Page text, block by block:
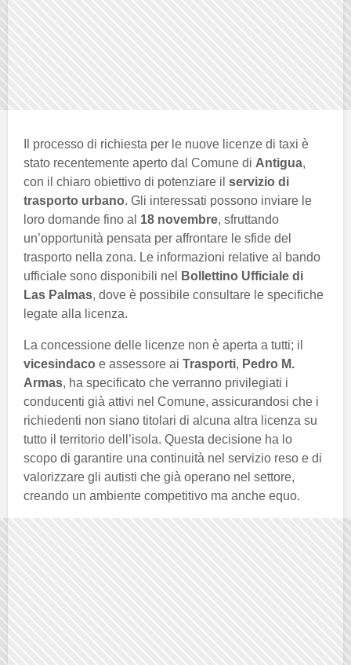
Il processo di richiesta per le nuove licenze di taxi è
stato recentemente aperto dal Comune di Antigua,
con il chiaro obiettivo di potenziare il servizio di
trasporto urbano. Gli interessati possono inviare le
loro domande fino al 18 novembre, sfruttando
un’opportunità pensata per affrontare le sfide del
trasporto nella zona. Le informazioni relative al bando
ufficiale sono disponibili nel
Bollettino Ufficiale di
Las Palmas, dove è possibile consultare le specifiche
legate alla licenza.
La concessione delle licenze non è aperta a tutti; il
vicesindaco e assessore ai Trasporti, Pedro M.
Armas, ha specificato che verranno privilegiati i
conducenti già attivi nel Comune, assicurandosi che i
richiedenti non siano titolari di alcuna altra licenza su
tutto il territorio dell’isola. Questa decisione ha lo
scopo di garantire una continuità nel servizio reso e di
valorizzare gli autisti che già operano nel settore,
creando un ambiente competitivo ma anche equo.